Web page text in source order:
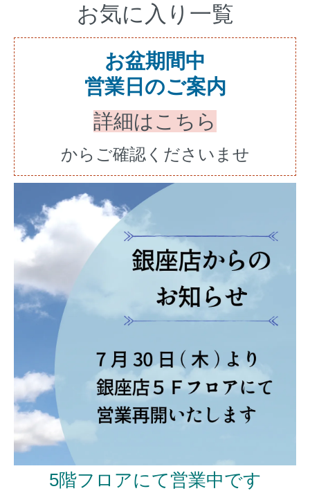
お気に入り一覧
お盆期間中
営業日のご案内
詳細はこちら
からご確認くださいませ
5階フロアにて営業中です